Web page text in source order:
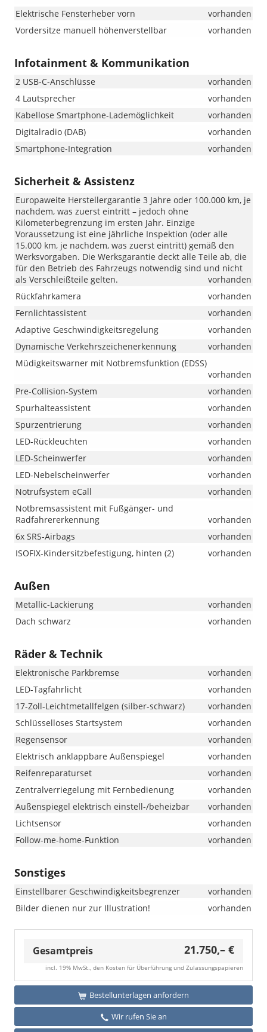
Elektrische Fensterheber vorn
vorhanden
Vordersitze manuell höhenverstellbar
vorhanden
Infotainment & Kommunikation
2 USB-C-Anschlüsse
vorhanden
4 Lautsprecher
vorhanden
Kabellose Smartphone-Lademöglichkeit
vorhanden
Digitalradio (DAB)
vorhanden
Smartphone-Integration
vorhanden
Sicherheit & Assistenz
Europaweite Herstellergarantie 3 Jahre oder 100.000 km, je
nachdem, was zuerst eintritt – jedoch ohne
Kilometerbegrenzung im ersten Jahr. Einzige
Voraussetzung ist eine jährliche Inspektion (oder alle
15.000 km, je nachdem, was zuerst eintritt) gemäß den
Werksvorgaben. Die Werksgarantie deckt alle Teile ab, die
für den Betrieb des Fahrzeugs notwendig sind und nicht
als Verschleißteile gelten.
vorhanden
Rückfahrkamera
vorhanden
Fernlichtassistent
vorhanden
Adaptive Geschwindigkeitsregelung
vorhanden
Dynamische Verkehrszeichenerkennung
vorhanden
Müdigkeitswarner mit Notbremsfunktion (EDSS)
vorhanden
Pre-Collision-System
vorhanden
Spurhalteassistent
vorhanden
Spurzentrierung
vorhanden
LED-Rückleuchten
vorhanden
LED-Scheinwerfer
vorhanden
LED-Nebelscheinwerfer
vorhanden
Notrufsystem eCall
vorhanden
Notbremsassistent mit Fußgänger- und
Radfahrererkennung
vorhanden
6x SRS-Airbags
vorhanden
ISOFIX-Kindersitzbefestigung, hinten (2)
vorhanden
Außen
Metallic-Lackierung
vorhanden
Dach schwarz
vorhanden
Räder & Technik
Elektronische Parkbremse
vorhanden
LED-Tagfahrlicht
vorhanden
17-Zoll-Leichtmetallfelgen (silber-schwarz)
vorhanden
Schlüsselloses Startsystem
vorhanden
Regensensor
vorhanden
Elektrisch anklappbare Außenspiegel
vorhanden
Reifenreparaturset
vorhanden
Zentralverriegelung mit Fernbedienung
vorhanden
Außenspiegel elektrisch einstell-/beheizbar
vorhanden
Lichtsensor
vorhanden
Follow-me-home-Funktion
vorhanden
Sonstiges
Einstellbarer Geschwindigkeitsbegrenzer
vorhanden
Bilder dienen nur zur Illustration!
vorhanden
Gesamtpreis 21.750,– €
incl. 19% MwSt., den Kosten für Überführung und Zulassungspapieren
Bestellunterlagen anfordern
Wir rufen Sie an